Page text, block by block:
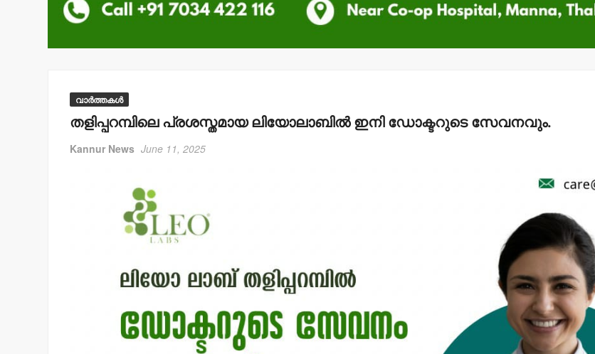
വാർത്തകൾ
തളിപ്പറമ്പിലെ പ്രശസ്തമായ ലിയോലാബില്‍ ഇനി ഡോക്ടറുടെ സേവനവും.
Kannur News June 11, 2025